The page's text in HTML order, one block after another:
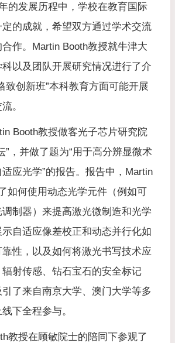
的发展历程中，学校在教育国际
的成就，希望双方通过学术交流
作。Martin Booth教授就牛津大
以及团队开展研究情况进行了介
致创新班”本科教育方面可能开展
。
Booth教授做客光子芯片研究院
”，并做了题为“用于高分辨显微术
应光学”的报告。报告中，Martin
如何使用动态光学元件（例如可
制器）来提高激光微制造和光学
自适应像差校正和动态并行化如
性，以及如何将激光书写技术应
射传感、钻石宝石的安全标记
了来自南京大学、澳门大学等多
下全程参与。
教授在顾敏院士的陪同下参观了